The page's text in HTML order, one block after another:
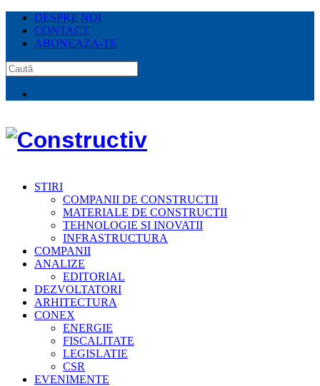
DESPRE NOI
CONTACT
ABONEAZA-TE
STIRI
COMPANII DE CONSTRUCTII
MATERIALE DE CONSTRUCTII
TEHNOLOGIE SI INOVATII
INFRASTRUCTURA
COMPANII
ANALIZE
EDITORIAL
DEZVOLTATORI
ARHITECTURA
CONEX
ENERGIE
FISCALITATE
LEGISLATIE
CSR
EVENIMENTE